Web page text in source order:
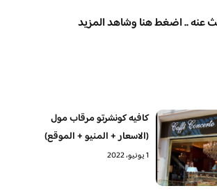
عنه .. اضغط هنا وشاهد المزيد
كافيه كونشرتو مرقاب مول
(الاسعار + المنيو + الموقع)
1 يونيو، 2022